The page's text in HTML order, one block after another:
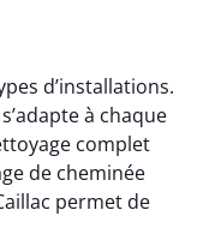
d’installations.
à chaque
complet
de cheminée
permet de
Caron